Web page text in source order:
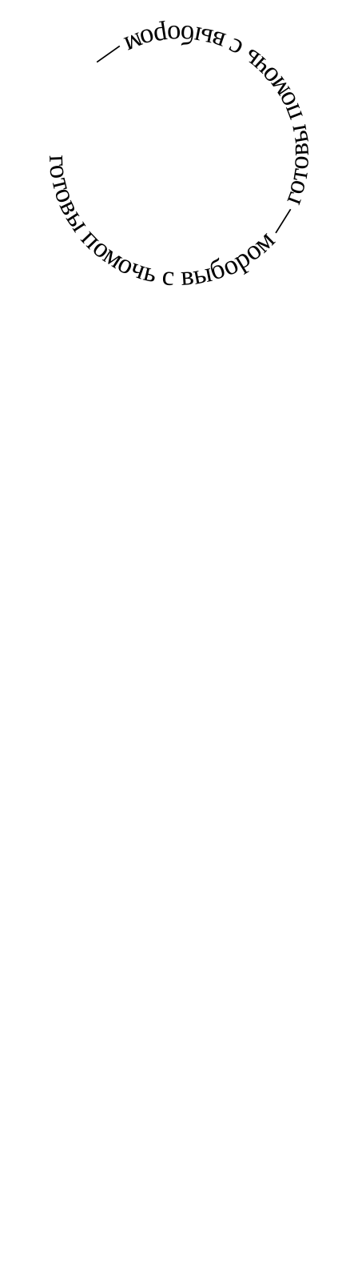
готовы помочь с выбором — готовы помочь с выбором —